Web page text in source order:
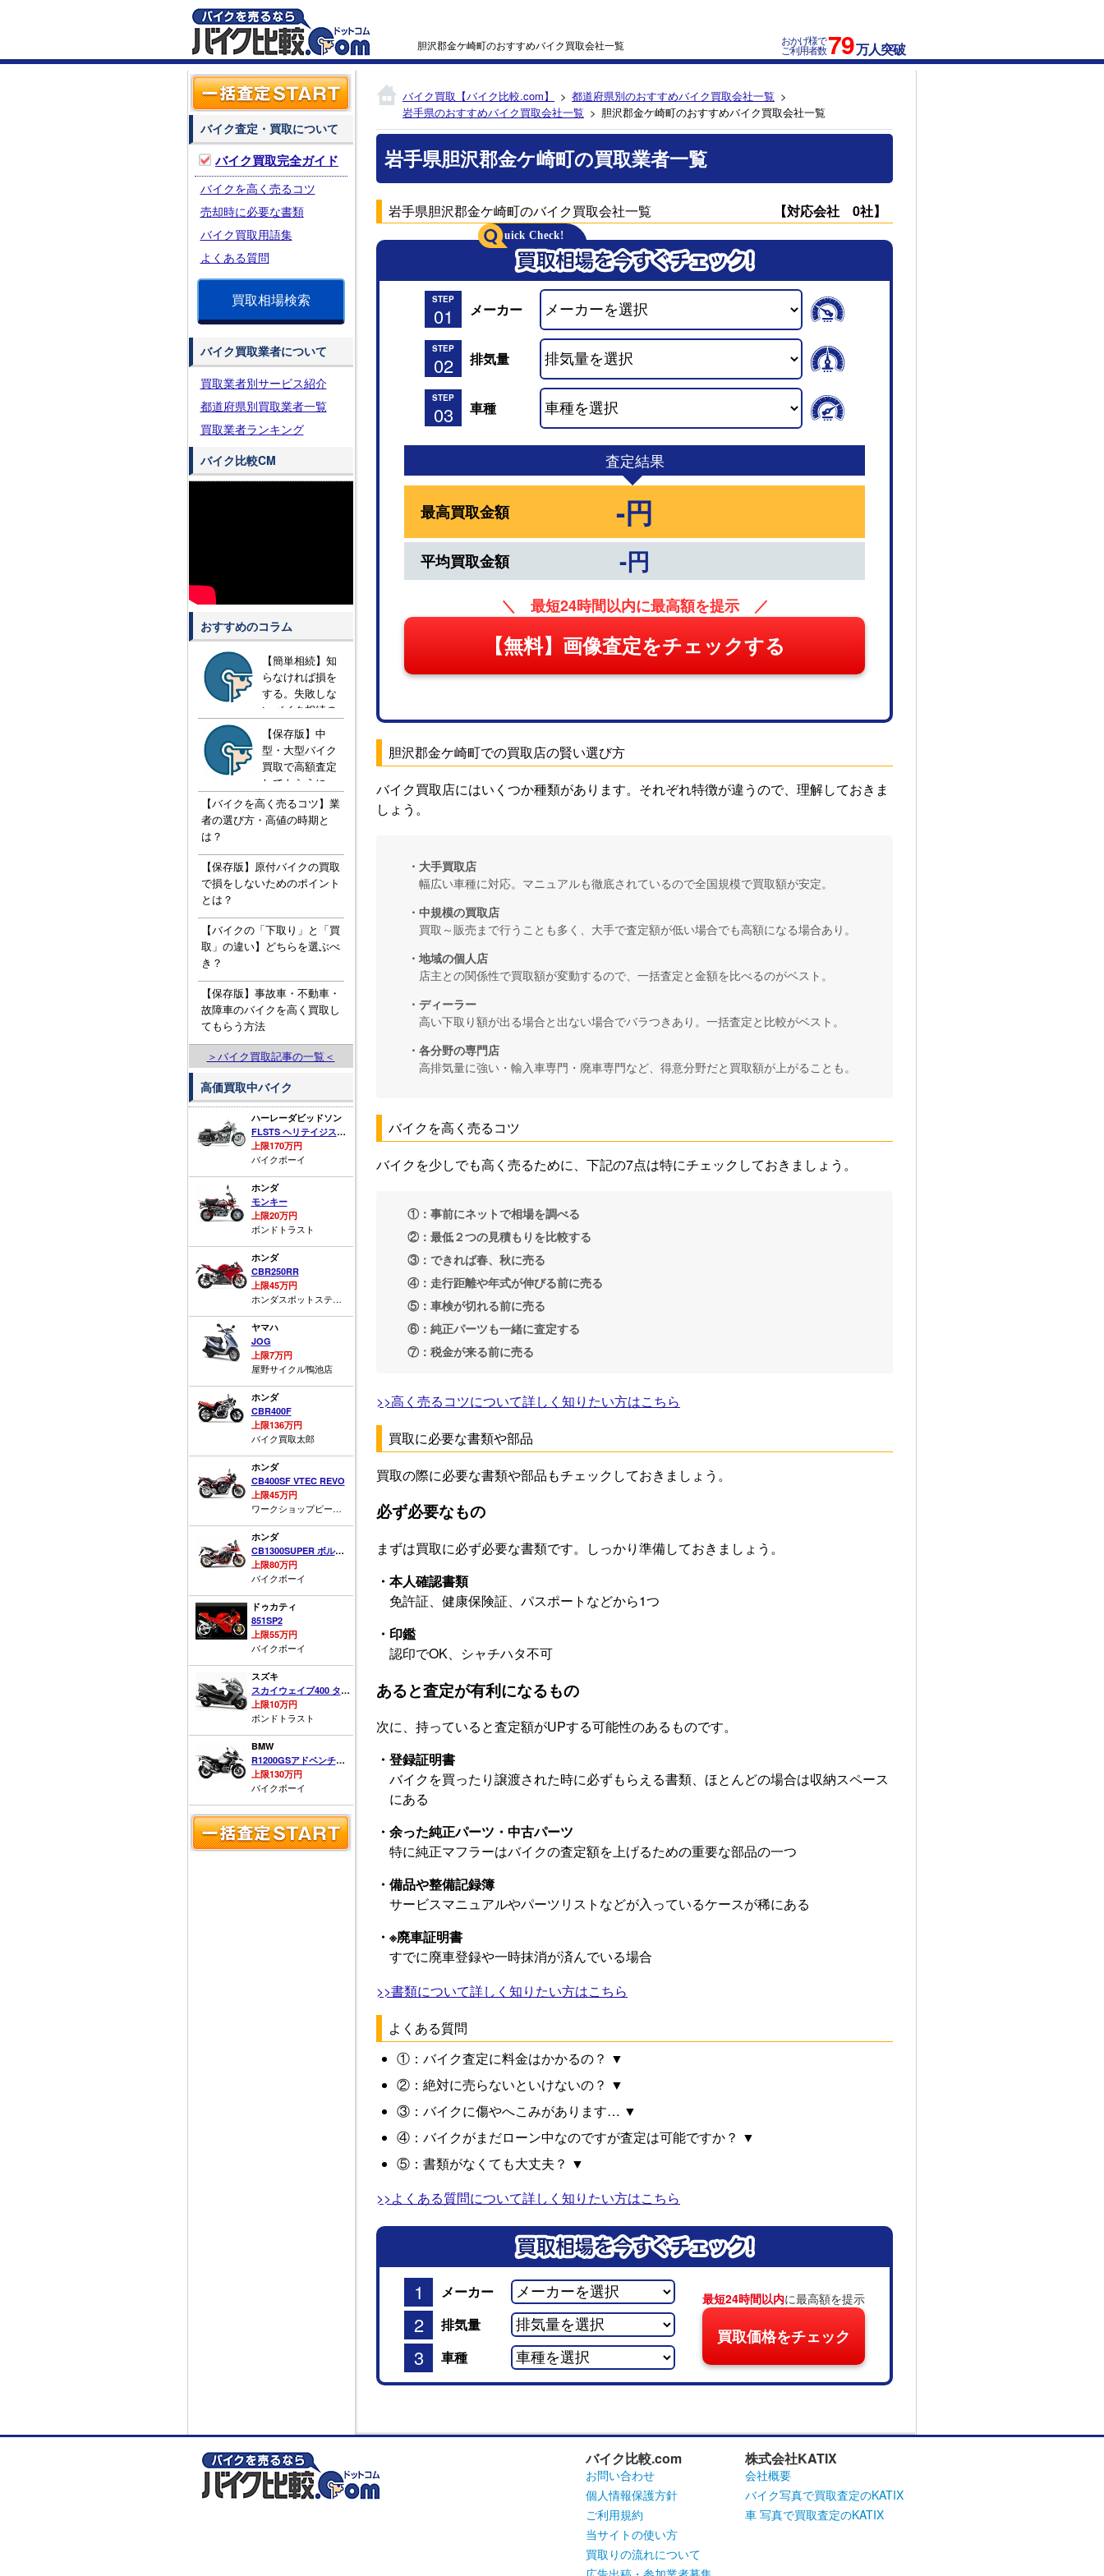
胆沢郡金ケ崎町のおすすめバイク買取会社一覧 おかげ様で
ご利用者数79万人突破
バイク買取【バイク比較.com】
都道府県別のおすすめバイク買取会社一覧
岩手県のおすすめバイク買取会社一覧
胆沢郡金ケ崎町のおすすめバイク買取会社一覧
岩手県胆沢郡金ケ崎町の買取業者一覧
岩手県胆沢郡金ケ崎町のバイク買取会社一覧 【対応会社 0社】
STEP
01 メーカー
STEP
02 排気量
STEP
03 車種
査定結果
最高買取金額 -円
平均買取金額 -円
＼ 最短24時間以内に最高額を提示 ／
【無料】画像査定をチェックする
胆沢郡金ケ崎町での買取店の賢い選び方
バイク買取店にはいくつか種類があります。それぞれ特徴が違うので、理解しておきま
しょう。
・大手買取店
幅広い車種に対応。マニュアルも徹底されているので全国規模で買取額が安定。
・中規模の買取店
買取～販売まで行うことも多く、大手で査定額が低い場合でも高額になる場合あり。
・地域の個人店
店主との関係性で買取額が変動するので、一括査定と金額を比べるのがベスト。
・ディーラー
高い下取り額が出る場合と出ない場合でバラつきあり。一括査定と比較がベスト。
・各分野の専門店
高排気量に強い・輸入車専門・廃車専門など、得意分野だと買取額が上がることも。
バイクを高く売るコツ
バイクを少しでも高く売るために、下記の7点は特にチェックしておきましょう。
①：事前にネットで相場を調べる
②：最低２つの見積もりを比較する
③：できれば春、秋に売る
④：走行距離や年式が伸びる前に売る
⑤：車検が切れる前に売る
⑥：純正パーツも一緒に査定する
⑦：税金が来る前に売る
>>高く売るコツについて詳しく知りたい方はこちら
買取に必要な書類や部品
買取の際に必要な書類や部品もチェックしておきましょう。
必ず必要なもの
まずは買取に必ず必要な書類です。しっかり準備しておきましょう。
・本人確認書類
免許証、健康保険証、パスポートなどから1つ
・印鑑
認印でOK、シャチハタ不可
あると査定が有利になるもの
次に、持っていると査定額がUPする可能性のあるものです。
・登録証明書
バイクを買ったり譲渡された時に必ずもらえる書類、ほとんどの場合は収納スペース
にある
・余った純正パーツ・中古パーツ
特に純正マフラーはバイクの査定額を上げるための重要な部品の一つ
・備品や整備記録簿
サービスマニュアルやパーツリストなどが入っているケースが稀にある
・※廃車証明書
すでに廃車登録や一時抹消が済んでいる場合
>>書類について詳しく知りたい方はこちら
よくある質問
①：バイク査定に料金はかかるの？ ▼
②：絶対に売らないといけないの？ ▼
③：バイクに傷やへこみがあります… ▼
④：バイクがまだローン中なのですが査定は可能ですか？ ▼
⑤：書類がなくても大丈夫？ ▼
>>よくある質問について詳しく知りたい方はこちら
1 メーカー
2 排気量
3 車種
最短24時間以内に最高額を提示
買取価格をチェック
バイク査定・買取について
バイク買取完全ガイド
バイクを高く売るコツ
売却時に必要な書類
バイク買取用語集
よくある質問
買取相場検索
バイク買取業者について
買取業者別サービス紹介
都道府県別買取業者一覧
買取業者ランキング
バイク比較CM
おすすめのコラム
【簡単相続】知
らなければ損を
する。失敗しな
いバイク相続の
方法とは？
【保存版】中
型・大型バイク
買取で高額査定
してもらうに
は！？知ってお
きたい３つの知
【バイクを高く売るコツ】業
者の選び方・高値の時期と
は？
【保存版】原付バイクの買取
で損をしないためのポイント
とは？
【バイクの「下取り」と「買
取」の違い】どちらを選ぶべ
き？
【保存版】事故車・不動車・
故障車のバイクを高く買取し
てもらう方法
＞バイク買取記事の一覧＜
高価買取中バイク
ハーレーダビッドソン
FLSTS ヘリテイジスプリンガー
上限170万円
バイクボーイ
ホンダ
モンキー
上限20万円
ボンドトラスト
ホンダ
CBR250RR
上限45万円
ホンダスポットステージワン
ヤマハ
JOG
上限7万円
屋野サイクル鴨池店
ホンダ
CBR400F
上限136万円
バイク買取太郎
ホンダ
CB400SF VTEC REVO
上限45万円
ワークショップピースパイン
ホンダ
CB1300SUPER ボルドール ABS
上限80万円
バイクボーイ
ドゥカティ
851SP2
上限55万円
バイクボーイ
スズキ
スカイウェイブ400 タイプS
上限10万円
ボンドトラスト
BMW
R1200GSアドベンチャー
上限130万円
バイクボーイ
バイク比較.com
お問い合わせ
個人情報保護方針
ご利用規約
当サイトの使い方
買取りの流れについて
株式会社KATIX
会社概要
バイク写真で買取査定のKATIX
車 写真で買取査定のKATIX